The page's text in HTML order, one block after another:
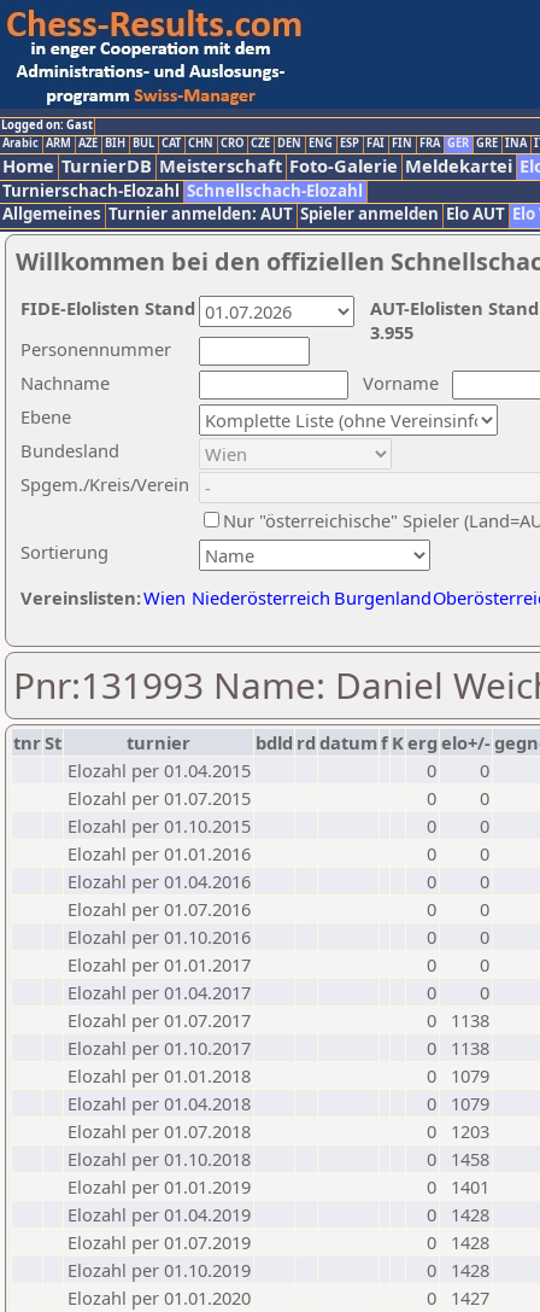
Logged on: Gast
Arabic ARM AZE BIH BUL CAT CHN CRO CZE DEN ENG ESP FAI FIN FRA GER GRE INA
Home TurnierDB Meisterschaft Foto-Galerie Meldekartei
Turnierschach-Elozahl Schnellschach-Elozahl
Allgemeines Turnier anmelden: AUT Spieler anmelden Elo AUT
Willkommen bei den offiziellen
Nachname
Vorname
Ebene
Sortierung
Personennummer
Bundesland
Spgem./Kreis/Verein
Nur "österreichische" Spieler
Vereinslisten:Wien Niederösterreich Burgenland
AUT-Elolisten
3.955
FIDE-Elolisten Stand
Pnr:131993 Name: Daniel
tnrSt turnier bdld rd datumf Kerg elo+/-
Elozahl per 01.04.2015
0
0
Elozahl per 01.07.2015
0
0
Elozahl per 01.10.2015
0
0
Elozahl per 01.01.2016
0
0
Elozahl per 01.04.2016
0
0
Elozahl per 01.07.2016
0
0
Elozahl per 01.10.2016
0
0
Elozahl per 01.01.2017
0
0
Elozahl per 01.04.2017
0
0
Elozahl per 01.07.2017
0
1138
Elozahl per 01.10.2017
0
1138
Elozahl per 01.01.2018
0
1079
Elozahl per 01.04.2018
0
1079
Elozahl per 01.07.2018
0
1203
Elozahl per 01.10.2018
0
1458
Elozahl per 01.01.2019
0
1401
Elozahl per 01.04.2019
0
1428
Elozahl per 01.07.2019
0
1428
Elozahl per 01.10.2019
0
1428
Elozahl per 01.01.2020
0
1427